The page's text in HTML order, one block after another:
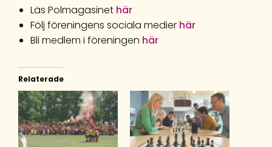
Läs Polmagasinet här
Följ föreningens sociala medier här
Bli medlem i föreningen här
Relaterade